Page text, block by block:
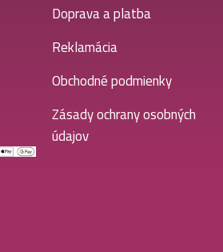
Doprava a platba
Reklamácia
Obchodné podmienky
Zásady ochrany osobných
údajov